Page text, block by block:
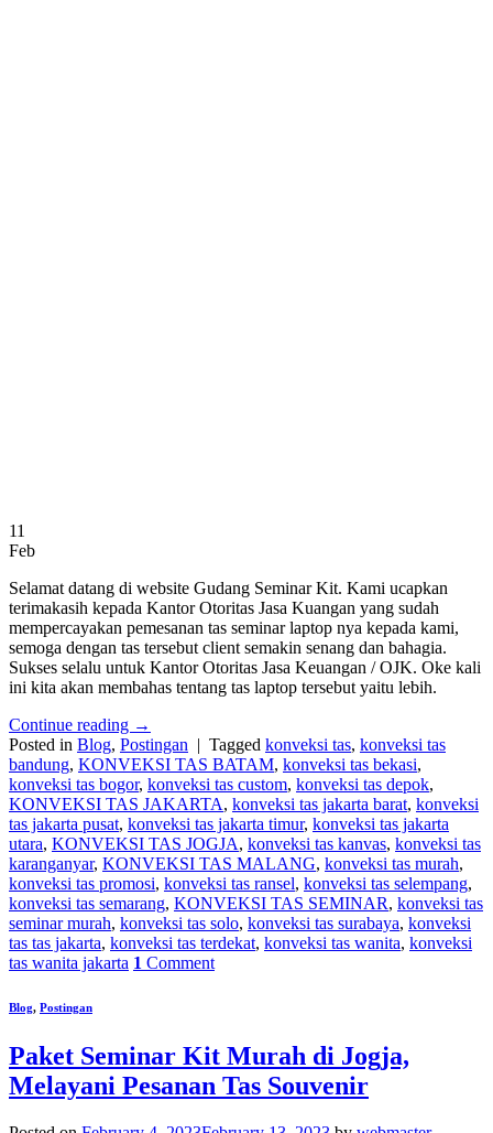
11
Feb
Selamat datang di website Gudang Seminar Kit. Kami ucapkan
terimakasih kepada Kantor Otoritas Jasa Kuangan yang sudah
mempercayakan pemesanan tas seminar laptop nya kepada kami,
semoga dengan tas tersebut client semakin senang dan bahagia.
Sukses selalu untuk Kantor Otoritas Jasa Keuangan / OJK. Oke kali
ini kita akan membahas tentang tas laptop tersebut yaitu lebih.
Continue reading →
Posted in Blog, Postingan | Tagged konveksi tas, konveksi tas
bandung, KONVEKSI TAS BATAM, konveksi tas bekasi,
konveksi tas bogor, konveksi tas custom, konveksi tas depok,
KONVEKSI TAS JAKARTA, konveksi tas jakarta barat, konveksi
tas jakarta pusat, konveksi tas jakarta timur, konveksi tas jakarta
utara, KONVEKSI TAS JOGJA, konveksi tas kanvas, konveksi tas
karanganyar, KONVEKSI TAS MALANG, konveksi tas murah,
konveksi tas promosi, konveksi tas ransel, konveksi tas selempang,
konveksi tas semarang, KONVEKSI TAS SEMINAR, konveksi tas
seminar murah, konveksi tas solo, konveksi tas surabaya, konveksi
tas tas jakarta, konveksi tas terdekat, konveksi tas wanita, konveksi
tas wanita jakarta 1 Comment
Blog, Postingan
Paket Seminar Kit Murah di Jogja,
Melayani Pesanan Tas Souvenir